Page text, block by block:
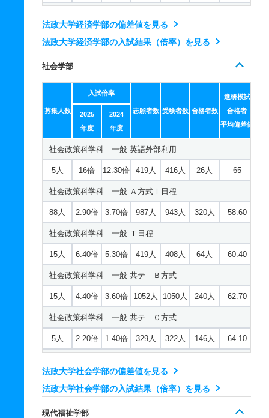
国際経済学科 一般 共テ Ｂ方式
3倍 3倍
国際経済学科 一般 共テ Ｃ方式
5人 2.20倍 2.10倍 379人 375人 172人 63.90
現代ビジネス学科 一般 Ａ方式Ⅰ日程
58人 5.20倍 4.40倍 884人 844人 163人 57.90
現代ビジネス学科 一般 Ｔ日程
14人 6.70倍 4.90倍 510人 489人 73人 57.40
現代ビジネス学科 一般 共テ Ｂ方式
9人 3.30倍 3.40倍 260人 260人 79人 61.50
現代ビジネス学科 一般 共テ Ｃ方式
5人 1.90倍 2.10倍 119人 117人 61人 61.40
法政大学経済学部の偏差値を見る
法政大学経済学部の入試結果（倍率）を見る
社会学部
募集人数
入試倍率
志願者数 受験者数 合格者数
進研模試
合格者
平均偏差値
2025
年度
2024
年度
社会政策科学科 一般 英語外部利用
5人 16倍 12.30倍 419人 416人 26人 65
社会政策科学科 一般 Ａ方式Ⅰ日程
88人 2.90倍 3.70倍 987人 943人 320人 58.60
社会政策科学科 一般 Ｔ日程
15人 6.40倍 5.30倍 419人 408人 64人 60.40
社会政策科学科 一般 共テ Ｂ方式
15人 4.40倍 3.60倍 1052人 1050人 240人 62.70
社会政策科学科 一般 共テ Ｃ方式
5人 2.20倍 1.40倍 329人 322人 146人 64.10
法政大学社会学部の偏差値を見る
法政大学社会学部の入試結果（倍率）を見る
現代福祉学部